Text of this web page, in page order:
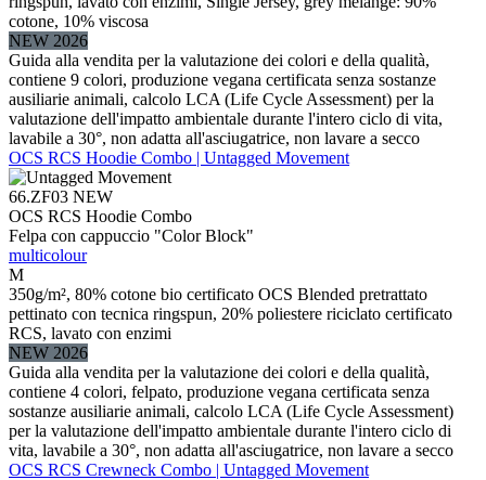
cotone, 10% viscosa
NEW 2026
Guida alla vendita per la valutazione dei colori e della qualità,
contiene 9 colori, produzione vegana certificata senza sostanze
ausiliarie animali, calcolo LCA (Life Cycle Assessment) per la
valutazione dell'impatto ambientale durante l'intero ciclo di vita,
lavabile a 30°, non adatta all'asciugatrice, non lavare a secco
OCS RCS Hoodie Combo | Untagged Movement
66.ZF03 NEW
OCS RCS Hoodie Combo
Felpa con cappuccio "Color Block"
multicolour
M
350g/m², 80% cotone bio certificato OCS Blended pretrattato
pettinato con tecnica ringspun, 20% poliestere riciclato certificato
RCS, lavato con enzimi
NEW 2026
Guida alla vendita per la valutazione dei colori e della qualità,
contiene 4 colori, felpato, produzione vegana certificata senza
sostanze ausiliarie animali, calcolo LCA (Life Cycle Assessment)
per la valutazione dell'impatto ambientale durante l'intero ciclo di
vita, lavabile a 30°, non adatta all'asciugatrice, non lavare a secco
OCS RCS Crewneck Combo | Untagged Movement